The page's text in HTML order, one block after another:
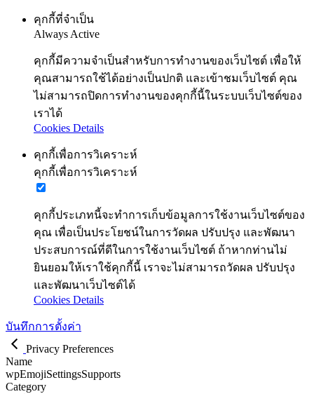
คุกกี้ที่จำเป็น
Always Active
คุกกี้มีความจำเป็นสำหรับการทำงานของเว็บไซต์ เพื่อให้
คุณสามารถใช้ได้อย่างเป็นปกติ และเข้าชมเว็บไซต์ คุณ
ไม่สามารถปิดการทำงานของคุกกี้นี้ในระบบเว็บไซต์ของ
เราได้
Cookies Details
คุกกี้เพื่อการวิเคราะห์
คุกกี้เพื่อการวิเคราะห์
คุกกี้ประเภทนี้จะทำการเก็บข้อมูลการใช้งานเว็บไซต์ของ
คุณ เพื่อเป็นประโยชน์ในการวัดผล ปรับปรุง และพัฒนา
ประสบการณ์ที่ดีในการใช้งานเว็บไซต์ ถ้าหากท่านไม่
ยินยอมให้เราใช้คุกกี้นี้ เราจะไม่สามารถวัดผล ปรับปรุง
และพัฒนาเว็บไซต์ได้
Cookies Details
บันทึกการตั้งค่า
Privacy Preferences
Name
wpEmojiSettingsSupports
Category